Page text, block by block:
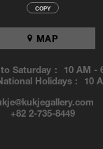
COPY
MAP
Saturday : 10 AM -
Holidays : 10
+82 2-735-8449